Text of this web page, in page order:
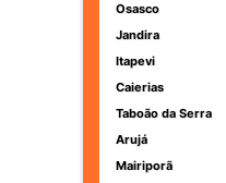
Osasco
Jandira
Itapevi
Caierias
Taboão da Serra
Arujá
Mairiporã